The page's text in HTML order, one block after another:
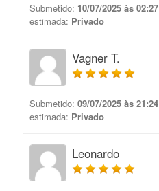
Submetido: 10/07/2025 às 02:27
estimada: Privado
Vagner T.
Submetido: 09/07/2025 às 21:24
estimada: Privado
Leonardo